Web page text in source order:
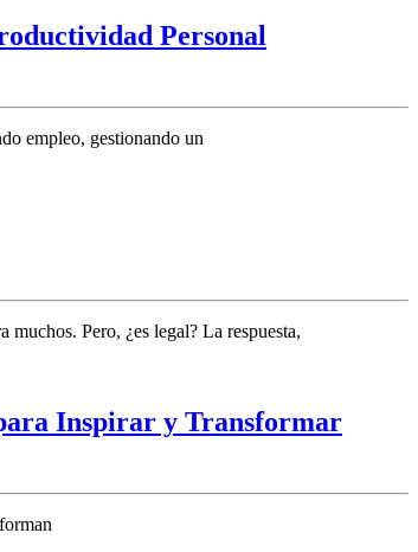
Personal
empleo, gestionando un
Pero, ¿es legal? La respuesta,
Inspirar y Transformar